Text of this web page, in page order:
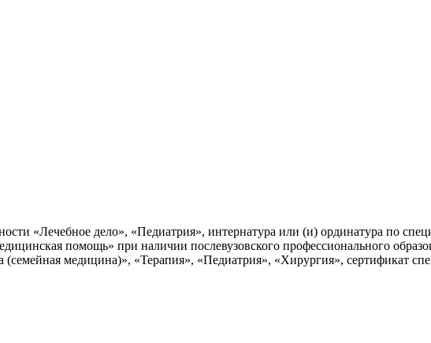
«Лечебное дело», «Педиатрия», интернатура или (и) ординатура по
помощь» при наличии послевузовского профессионального
медицина)», «Терапия», «Педиатрия», «Хирургия», сертификат